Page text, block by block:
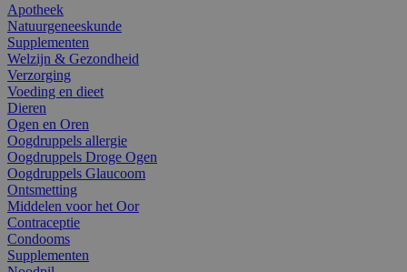
Apotheek
Natuurgeneeskunde
Supplementen
Welzijn & Gezondheid
Verzorging
Voeding en dieet
Dieren
Ogen en Oren
Oogdruppels allergie
Oogdruppels Droge Ogen
Oogdruppels Glaucoom
Ontsmetting
Middelen voor het Oor
Contraceptie
Condooms
Supplementen